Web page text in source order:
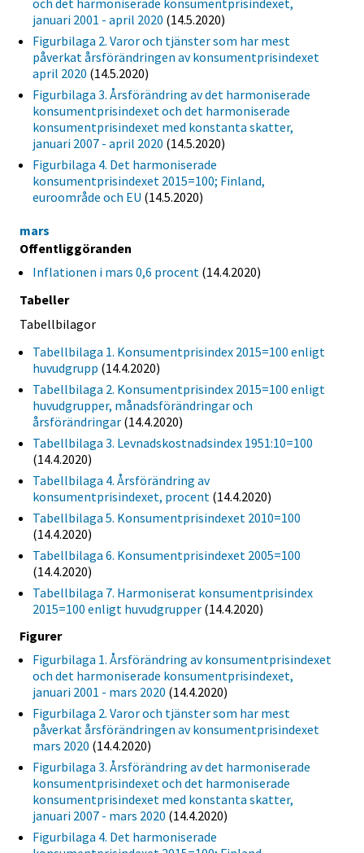
januari 2001 - april 2020 (14.5.2020)
Figurbilaga 2. Varor och tjänster som har mest
påverkat årsförändringen av konsumentprisindexet
april 2020 (14.5.2020)
Figurbilaga 3. Årsförändring av det harmoniserade
konsumentprisindexet och det harmoniserade
konsumentprisindexet med konstanta skatter,
januari 2007 - april 2020 (14.5.2020)
Figurbilaga 4. Det harmoniserade
konsumentprisindexet 2015=100; Finland,
euroområde och EU (14.5.2020)
mars
Offentliggöranden
Inflationen i mars 0,6 procent (14.4.2020)
Tabeller
Tabellbilagor
Tabellbilaga 1. Konsumentprisindex 2015=100 enligt
huvudgrupp (14.4.2020)
Tabellbilaga 2. Konsumentprisindex 2015=100 enligt
huvudgrupper, månadsförändringar och
årsförändringar (14.4.2020)
Tabellbilaga 3. Levnadskostnadsindex 1951:10=100
(14.4.2020)
Tabellbilaga 4. Årsförändring av
konsumentprisindexet, procent (14.4.2020)
Tabellbilaga 5. Konsumentprisindexet 2010=100
(14.4.2020)
Tabellbilaga 6. Konsumentprisindexet 2005=100
(14.4.2020)
Tabellbilaga 7. Harmoniserat konsumentprisindex
2015=100 enligt huvudgrupper (14.4.2020)
Figurer
Figurbilaga 1. Årsförändring av konsumentprisindexet
och det harmoniserade konsumentprisindexet,
januari 2001 - mars 2020 (14.4.2020)
Figurbilaga 2. Varor och tjänster som har mest
påverkat årsförändringen av konsumentprisindexet
mars 2020 (14.4.2020)
Figurbilaga 3. Årsförändring av det harmoniserade
konsumentprisindexet och det harmoniserade
konsumentprisindexet med konstanta skatter,
januari 2007 - mars 2020 (14.4.2020)
Figurbilaga 4. Det harmoniserade